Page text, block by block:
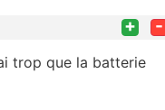
+ -
trop que la batterie